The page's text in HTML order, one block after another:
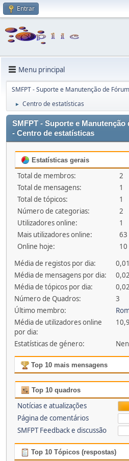
Entrar
Menu principal
SMFPT - Suporte e Manutenção de
► Centro de estatísticas
SMFPT - Suporte e
- Centro de estatísticas
Estatísticas gerais
Total de membros:
2
Total de mensagens:
1
Total de tópicos:
1
Número de categorias:
2
Utilizadores online:
1
Mais utilizadores online:
63
Online hoje:
10
Média de registos por dia:
0,01
Média de mensagens por dia:
0,02
Média de tópicos por dia:
0,02
Número de Quadros:
3
Último membro:
Média de utilizadores online
por dia:
Estatísticas de género:
Top 10 mais mensagens
Top 10 quadros
Notícias e atualizações
Página de comentários
SMFPT Feedback e discussão
Top 10 Tópicos (respostas)